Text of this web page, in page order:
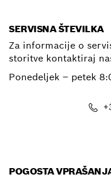
SERVISNA ŠTEVILKA
Za informacije o
storitve kontaktiraj
Ponedeljek – petek
POGOSTA